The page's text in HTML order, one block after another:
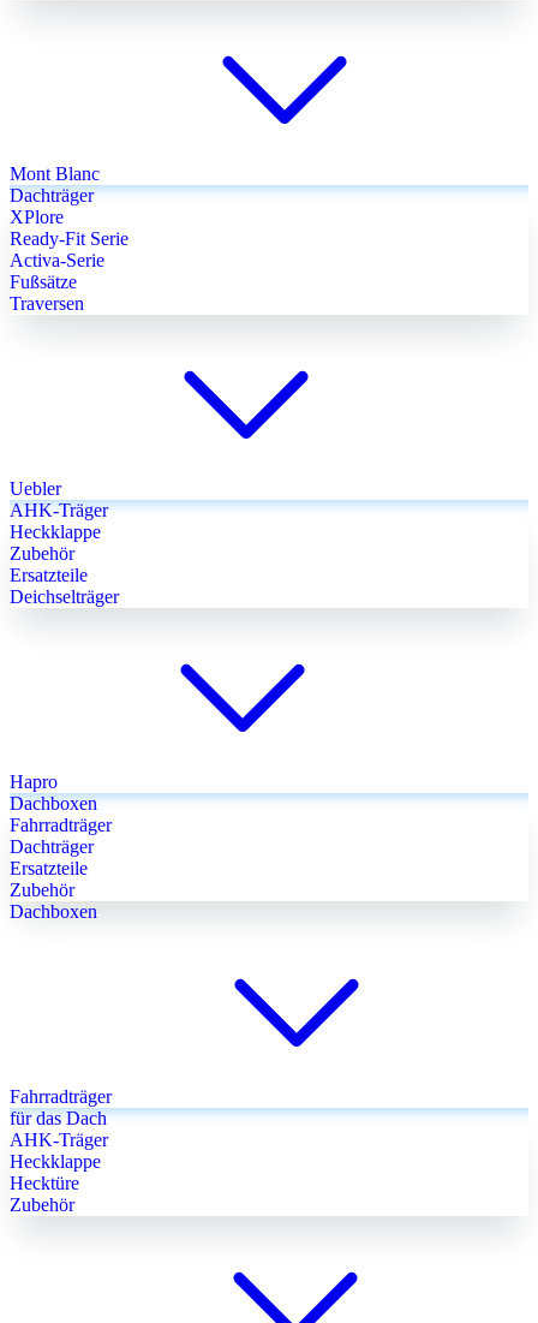
Mont Blanc
Dachträger
XPlore
Ready-Fit Serie
Activa-Serie
Fußsätze
Traversen
Uebler
AHK-Träger
Heckklappe
Zubehör
Ersatzteile
Deichselträger
Hapro
Dachboxen
Fahrradträger
Dachträger
Ersatzteile
Zubehör
Dachboxen
Fahrradträger
für das Dach
AHK-Träger
Heckklappe
Hecktüre
Zubehör